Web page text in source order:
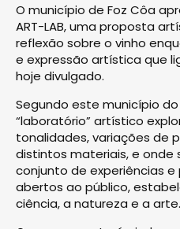
O município de Foz Côa
ART-LAB, uma proposta
reflexão sobre o vinho
e expressão artística que
hoje divulgado.
Segundo este município
“laboratório” artístico
tonalidades, variações de
distintos materiais, e onde
conjunto de experiências
abertos ao público,
ciência, a natureza e a arte.